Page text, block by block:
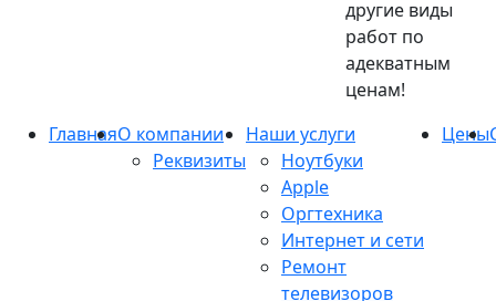
другие виды
работ по
адекватным
ценам!
ГлавнаяО компании
Реквизиты
Наши услуги
Ноутбуки
Apple
Оргтехника
Интернет и сети
Ремонт
телевизоров
Цены